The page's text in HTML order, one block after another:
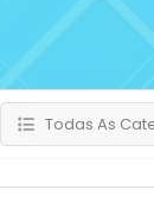
Todas As